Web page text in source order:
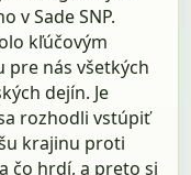
v Sade SNP.
kľúčovým
nás všetkých
dejín. Je
rozhodli vstúpiť
krajinu proti
čo hrdí, a preto si